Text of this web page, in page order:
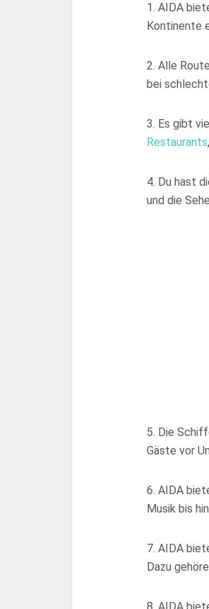
1. AIDA
Kontinente
2. Alle
bei
3. Es gibt
Restaurants
4. Du hast
und die
5. Die
Gäste vor
6. AIDA
Musik bis
7. AIDA
Dazu